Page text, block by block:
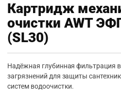
Картридж
очистки AWT
(SL30)
Надёжная глубинная фильтрация
загрязнений для защиты
систем водоочистки.